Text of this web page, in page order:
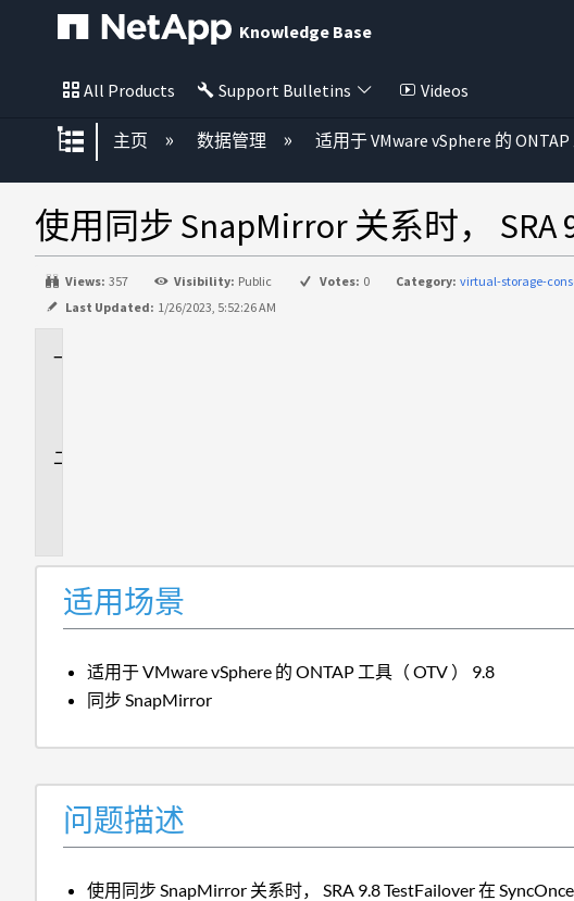
Knowledge Base
All Products Support Bulletins Videos
扩展/隐缩全局层次
主页 数据管理 适用于 VMware vSphere 的
使用同步 SnapMirror 关系时， SRA
Views: 357 Visibility: Public Votes: 0 Category: virtual-storage-
Last Updated: 1/26/2023, 5:52:26 AM
适用场景
适用于 VMware vSphere 的 ONTAP 工具（ OTV ） 9.8
同步 SnapMirror
问题描述
使用同步 SnapMirror 关系时， SRA 9.8 TestFailover 在